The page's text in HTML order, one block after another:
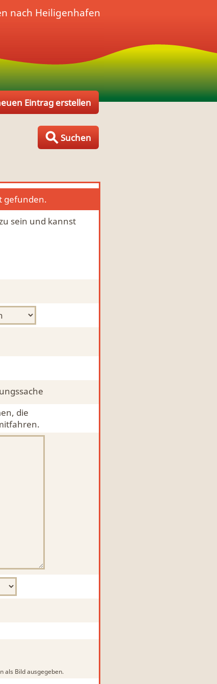
Eintrag erstellen
Suchen
nach Heiligenhafen
gefunden.
sein und kannst
die
als Bild ausgegeben.